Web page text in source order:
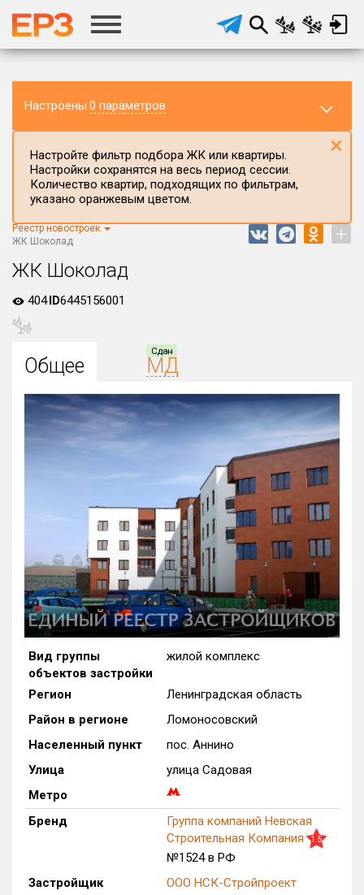
Настроены 0 параметров
Регион ЖК
Все
Населённый пункт
Все
₽/м²
до
Общая площадь, м²
от до
Срок сдачи
от до
Вид объекта
Только новые
от
с продажами
Настройте фильтр подбора ЖК или квартиры.
Настройки сохранятся на весь период сессии.
Количество квартир, подходящих по фильтрам,
указано оранжевым цветом.
×
Реестр новостроек
ЖК Шоколад
+
ЖК Шоколад
404ID6445156001
Общее
Сдан
МД
Вид группы
объектов застройки
жилой комплекс
Регион
Ленинградская область
Район в регионе
Ломоносовский
Населенный пункт
пос. Аннино
Улица
улица Садовая
Метро
Бренд
Группа компаний Невская
Строительная Компания
1.5
№1524 в РФ
Застройщик
ООО НСК-Стройпроект